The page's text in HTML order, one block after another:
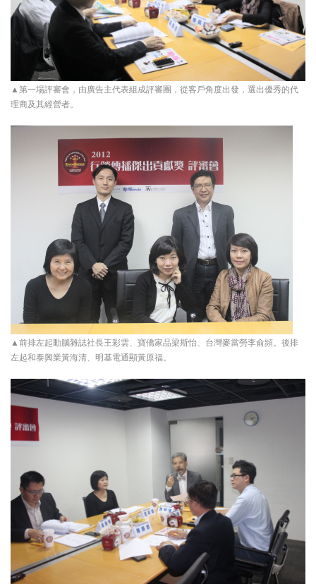
▲第一場評審會，由廣告主代表組成評審團，從客戶角度出發，選出優秀的代
理商及其經營者。
▲前排左起動腦雜誌社長王彩雲、寶僑家品梁斯怡、台灣麥當勞李俞頻。後排
左起和泰興業黃海清、明基電通顯黃原福。